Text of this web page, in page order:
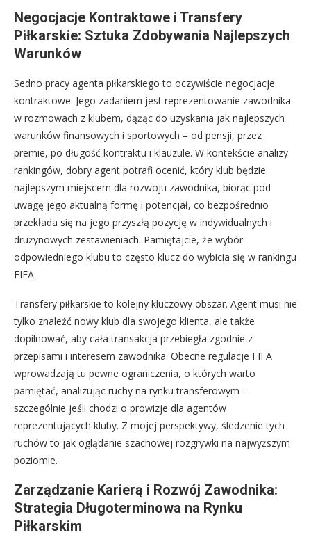
Negocjacje Kontraktowe i Transfery
Piłkarskie: Sztuka Zdobywania Najlepszych
Warunków
Sedno pracy agenta piłkarskiego to oczywiście negocjacje
kontraktowe. Jego zadaniem jest reprezentowanie zawodnika
w rozmowach z klubem, dążąc do uzyskania jak najlepszych
warunków finansowych i sportowych – od pensji, przez
premie, po długość kontraktu i klauzule. W kontekście analizy
rankingów, dobry agent potrafi ocenić, który klub będzie
najlepszym miejscem dla rozwoju zawodnika, biorąc pod
uwagę jego aktualną formę i potencjał, co bezpośrednio
przekłada się na jego przyszłą pozycję w indywidualnych i
drużynowych zestawieniach. Pamiętajcie, że wybór
odpowiedniego klubu to często klucz do wybicia się w rankingu
FIFA.
Transfery piłkarskie to kolejny kluczowy obszar. Agent musi nie
tylko znaleźć nowy klub dla swojego klienta, ale także
dopilnować, aby cała transakcja przebiegła zgodnie z
przepisami i interesem zawodnika. Obecne regulacje FIFA
wprowadzają tu pewne ograniczenia, o których warto
pamiętać, analizując ruchy na rynku transferowym –
szczególnie jeśli chodzi o prowizje dla agentów
reprezentujących kluby. Z mojej perspektywy, śledzenie tych
ruchów to jak oglądanie szachowej rozgrywki na najwyższym
poziomie.
Zarządzanie Karierą i Rozwój Zawodnika:
Strategia Długoterminowa na Rynku
Piłkarskim